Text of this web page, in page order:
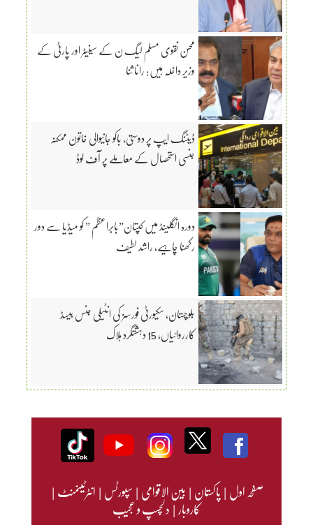
محسن نقوی مسلم لیگ ن کے سینیٹر اور پارٹی کے
وزیر داخلہ ہیں: رانا ثنا
ڈیٹنگ ایپ پر دوستی، باکو جانیوالی خاتون ممکنہ
جنسی استحصال کے معاملے پر آف لوڈ
دورہ انگلینڈ میں کپتان”بابراعظم ” کو میڈیا سے دور
رکھنا چاہیے، راشد لطیف
بلوچستان، سکیورٹی فورسز کی انٹیلی جنس بیسڈ
کارروائیاں، 15 دہشتگرد ہلاک
صفحہ اول|پاکستان|بین الاقوامی|سپورٹس|انٹرٹینمنٹ|
کاروبار|دلچسپ و عجیب